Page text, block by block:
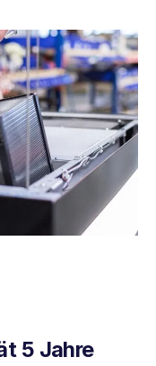
5 Jahre